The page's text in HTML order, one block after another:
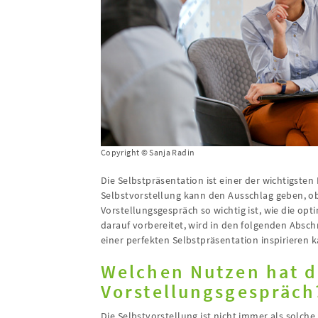
Copyright © Sanja Radin
Die Selbstpräsentation ist einer der
Selbstvorstellung kann den Ausschlag geben,
Vorstellungsgespräch so wichtig ist, wie die
darauf vorbereitet, wird in den folgenden
einer perfekten Selbstpräsentation inspirieren
Welchen Nutzen hat